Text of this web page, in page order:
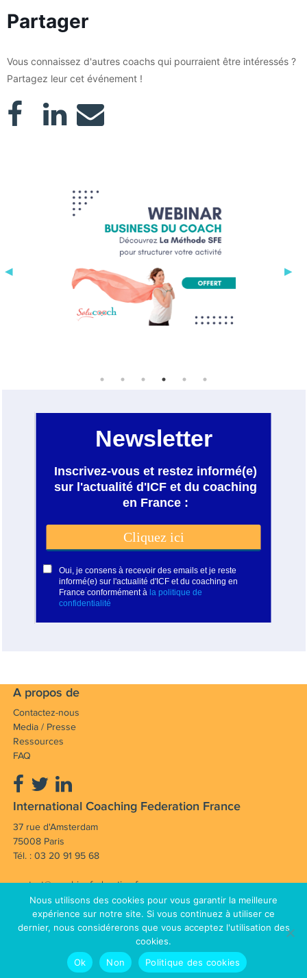
Partager
Vous connaissez d'autres coachs qui pourraient être intéressés ?
Partagez leur cet événement !
A propos de
Contactez-nous
Media / Presse
Ressources
FAQ
International Coaching Federation France
37 rue d'Amsterdam
75008 Paris
Tél. : 03 20 91 95 68
contact@coachingfederation.fr
Notre mission : Faire avancer et rayonner la
profession de coach en France et dans le monde.
© Copyright 2012 - 2026 International
Coaching Federation
Mentions légales
Plan du site
Nous utilisons des cookies pour vous garantir la meilleure
expérience sur notre site. Si vous continuez à utiliser ce
dernier, nous considérerons que vous acceptez l'utilisation des
cookies.
Ok
Non Politique des cookies